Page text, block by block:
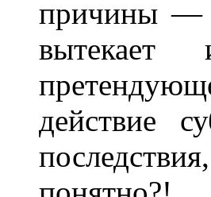
причины —
действие